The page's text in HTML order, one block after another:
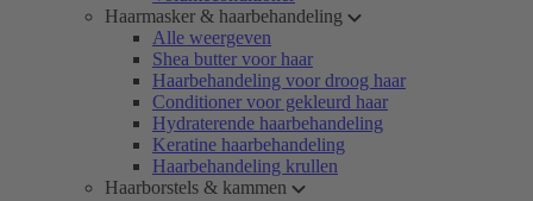
Haarmasker & haarbehandeling
Alle weergeven
Shea butter voor haar
Haarbehandeling voor droog haar
Conditioner voor gekleurd haar
Hydraterende haarbehandeling
Keratine haarbehandeling
Haarbehandeling krullen
Haarborstels & kammen